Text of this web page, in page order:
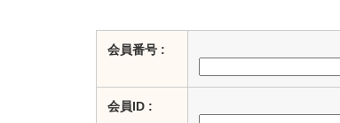
会員番号 :
会員ID :